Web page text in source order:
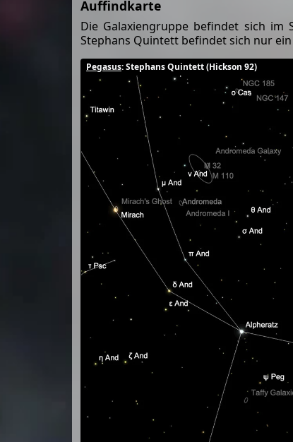
Auffindkarte
Die Galaxiengruppe befindet sich im
Stephans Quintett befindet sich nur
Pegasus: Stephans Quintett (Hickson 92)